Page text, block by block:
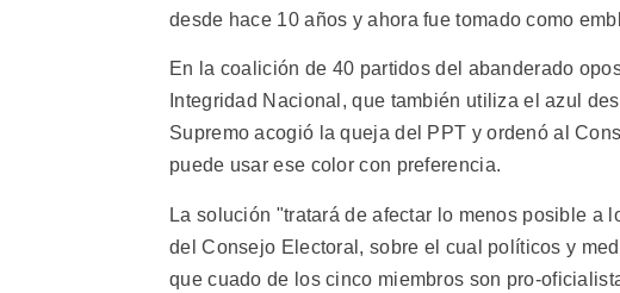
desde hace 10 años y ahora fue tomado como
En la coalición de 40 partidos del abanderado
Integridad Nacional, que también utiliza el azul
Supremo acogió la queja del PPT y ordenó al
puede usar ese color con preferencia.
La solución "tratará de afectar lo menos posible a
del Consejo Electoral, sobre el cual políticos y
que cuado de los cinco miembros son pro-